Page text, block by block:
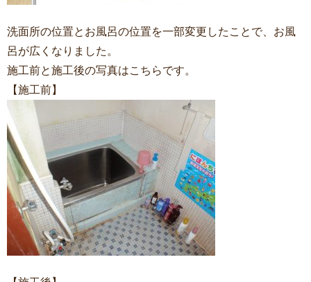
洗面所の位置とお風呂の位置を一部変更したことで、お風
呂が広くなりました。
施工前と施工後の写真はこちらです。
【施工前】